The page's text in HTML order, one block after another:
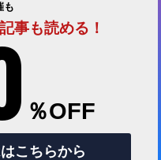
も
事も読める！
％OFF
こちらから